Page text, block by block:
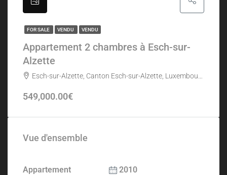
FOR SALE VENDU VENDU
Appartement 2 chambres à Esch-sur-
Alzette
Esch-sur-Alzette, Canton Esch-sur-Alzette, Luxembourg
549,000.00€
Vue d'ensemble
Appartement 2010